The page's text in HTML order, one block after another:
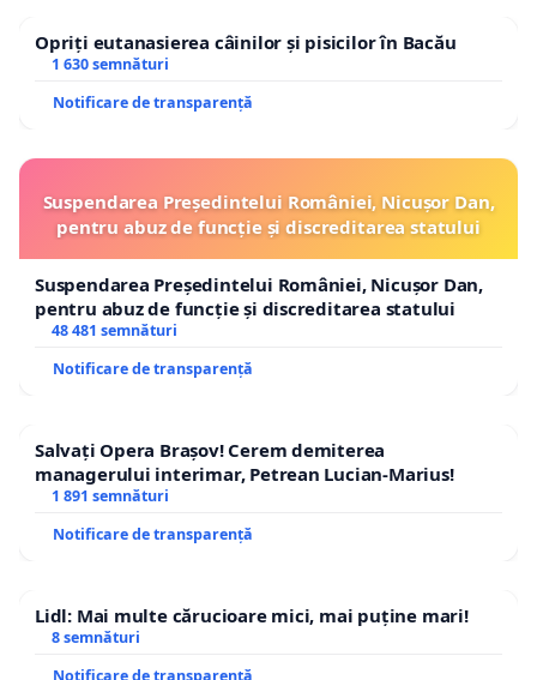
Opriți eutanasierea câinilor și pisicilor în Bacău
1 630 semnături
Notificare de transparență
Suspendarea Președintelui României, Nicușor Dan,
pentru abuz de funcție și discreditarea statului
Suspendarea Președintelui României, Nicușor Dan,
pentru abuz de funcție și discreditarea statului
48 481 semnături
Notificare de transparență
Salvați Opera Brașov! Cerem demiterea
managerului interimar, Petrean Lucian-Marius!
1 891 semnături
Notificare de transparență
Lidl: Mai multe cărucioare mici, mai puține mari!
8 semnături